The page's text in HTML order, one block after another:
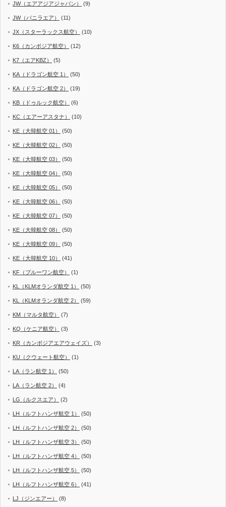
JW（エアアジアジャパン） (9)
JW（バニラエア） (11)
JX（スターラックス航空） (10)
K6（カンボジア航空） (12)
K7（エアKBZ） (5)
KA（ドラゴン航空 1） (50)
KA（ドラゴン航空 2） (19)
KB（ドゥルック航空） (6)
KC（エアーアスタナ） (10)
KE（大韓航空 01） (50)
KE（大韓航空 02） (50)
KE（大韓航空 03） (50)
KE（大韓航空 04） (50)
KE（大韓航空 05） (50)
KE（大韓航空 06） (50)
KE（大韓航空 07） (50)
KE（大韓航空 08） (50)
KE（大韓航空 09） (50)
KE（大韓航空 10） (41)
KF（ブルーワン航空） (1)
KL（KLMオランダ航空 1） (50)
KL（KLMオランダ航空 2） (59)
KM（マルタ航空） (7)
KQ（ケニア航空） (3)
KR（カンボジアエアウェイズ） (3)
KU（クウェート航空） (1)
LA（ラン航空 1） (50)
LA（ラン航空 2） (4)
LG（ルクスエア） (2)
LH（ルフトハンザ航空 1） (50)
LH（ルフトハンザ航空 2） (50)
LH（ルフトハンザ航空 3） (50)
LH（ルフトハンザ航空 4） (50)
LH（ルフトハンザ航空 5） (50)
LH（ルフトハンザ航空 6） (41)
LJ（ジンエアー） (8)